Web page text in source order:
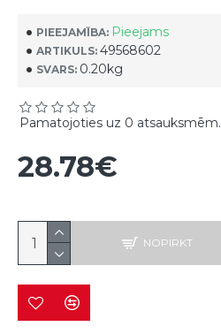
PIEEJAMĪBA: Pieejams
ARTIKULS: 49568602
SVARS: 0.20kg
Pamatojoties uz 0 atsauksmēm.
28.78€
NOPIRKT